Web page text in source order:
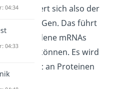
. Es ändert sich also der
diesem Gen. Das führt
verschiedene mRNAs
werden können. Es wird
Vielfalt an Proteinen
04:34
04:33